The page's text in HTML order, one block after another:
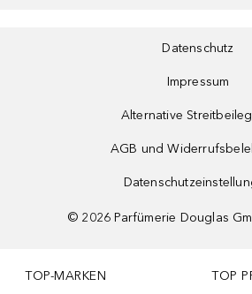
Datenschutz
Impressum
Alternative
AGB und
© 2026 Parfümerie Douglas
TOP-MARKEN TOP